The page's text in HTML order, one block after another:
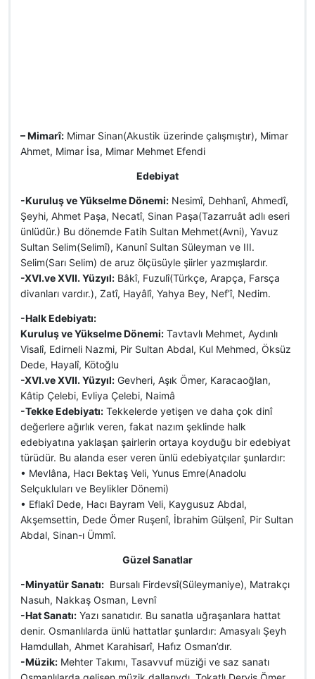
– Mimarî: Mimar Sinan(Akustik üzerinde çalışmıştır), Mimar
Ahmet, Mimar İsa, Mimar Mehmet Efendi
Edebiyat
-Kuruluş ve Yükselme Dönemi: Nesimî, Dehhanî, Ahmedî,
Şeyhi, Ahmet Paşa, Necatî, Sinan Paşa(Tazarruât adlı eseri
ünlüdür.) Bu dönemde Fatih Sultan Mehmet(Avni), Yavuz
Sultan Selim(Selimî), Kanunî Sultan Süleyman ve III.
Selim(Sarı Selim) de aruz ölçüsüyle şiirler yazmışlardır.
-XVI.ve XVII. Yüzyıl: Bâkî, Fuzulî(Türkçe, Arapça, Farsça
divanları vardır.), Zatî, Hayâlî, Yahya Bey, Nef’î, Nedim.
-Halk Edebiyatı:
Kuruluş ve Yükselme Dönemi: Tavtavlı Mehmet, Aydınlı
Visalî, Edirneli Nazmi, Pir Sultan Abdal, Kul Mehmed, Öksüz
Dede, Hayalî, Kötoğlu
-XVI.ve XVII. Yüzyıl: Gevheri, Aşık Ömer, Karacaoğlan,
Kâtip Çelebi, Evliya Çelebi, Naimâ
-Tekke Edebiyatı: Tekkelerde yetişen ve daha çok dinî
değerlere ağırlık veren, fakat nazım şeklinde halk
edebiyatına yaklaşan şairlerin ortaya koyduğu bir edebiyat
türüdür. Bu alanda eser veren ünlü edebiyatçılar şunlardır:
• Mevlâna, Hacı Bektaş Veli, Yunus Emre(Anadolu
Selçukluları ve Beylikler Dönemi)
• Eflakî Dede, Hacı Bayram Veli, Kaygusuz Abdal,
Akşemsettin, Dede Ömer Ruşenî, İbrahim Gülşenî, Pir Sultan
Abdal, Sinan-ı Ümmî.
Güzel Sanatlar
-Minyatür Sanatı: Bursalı Firdevsî(Süleymaniye), Matrakçı
Nasuh, Nakkaş Osman, Levnî
-Hat Sanatı: Yazı sanatıdır. Bu sanatla uğraşanlara hattat
denir. Osmanlılarda ünlü hattatlar şunlardır: Amasyalı Şeyh
Hamdullah, Ahmet Karahisarî, Hafız Osman’dır.
-Müzik: Mehter Takımı, Tasavvuf müziği ve saz sanatı